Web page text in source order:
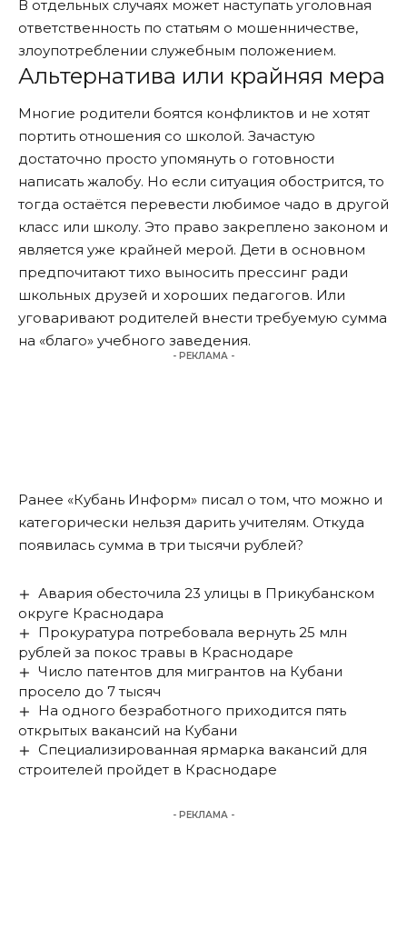
В отдельных случаях может наступать уголовная
ответственность по статьям о мошенничестве,
злоупотреблении служебным положением.
Альтернатива или крайняя мера
Многие родители боятся конфликтов и не хотят
портить отношения со школой. Зачастую
достаточно просто упомянуть о готовности
написать жалобу. Но если ситуация обострится, то
тогда остаётся перевести любимое чадо в другой
класс или школу. Это право закреплено законом и
является уже крайней мерой. Дети в основном
предпочитают тихо выносить прессинг ради
школьных друзей и хороших педагогов. Или
уговаривают родителей внести требуемую сумма
на «благо» учебного заведения.
- РЕКЛАМА -
Ранее «Кубань Информ» писал о том, что можно и
категорически нельзя дарить учителям. Откуда
появилась сумма в три тысячи рублей?
Авария обесточила 23 улицы в Прикубанском
округе Краснодара
Прокуратура потребовала вернуть 25 млн
рублей за покос травы в Краснодаре
Число патентов для мигрантов на Кубани
просело до 7 тысяч
На одного безработного приходится пять
открытых вакансий на Кубани
Специализированная ярмарка вакансий для
строителей пройдет в Краснодаре
- РЕКЛАМА -